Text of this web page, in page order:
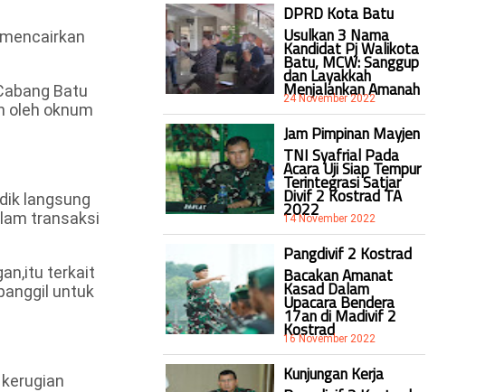
Batu
oleh oknum
langsung
transaksi
terkait
untuk
DPRD Kota Batu
Usulkan 3 Nama
Kandidat Pj Walikota
Batu, MCW: Sanggup
dan Layakkah
Menjalankan Amanah
24 November 2022
Jam Pimpinan Mayjen
TNI Syafrial Pada
Acara Uji Siap Tempur
Terintegrasi Satjar
Divif 2 Kostrad TA
2022
14 November 2022
Pangdivif 2 Kostrad
Bacakan Amanat
Kasad Dalam
Upacara Bendera
17an di Madivif 2
Kostrad
16 November 2022
Kunjungan Kerja